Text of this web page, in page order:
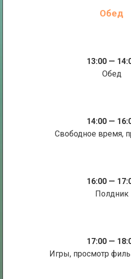
Обед
13:00 —
Обед
14:00 —
Свободное время,
16:00 —
Полдник
17:00 —
Игры, просмотр